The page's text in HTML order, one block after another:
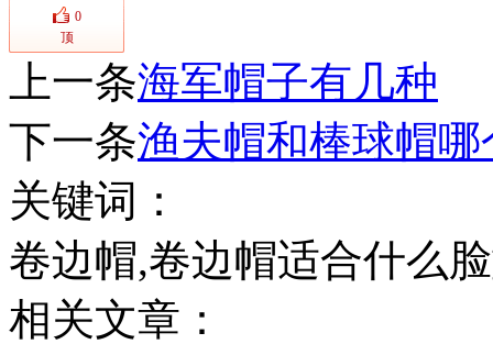
0
顶
上一条海军帽子有几种
下一条渔夫帽和棒球帽
关键词：
卷边帽,卷边帽适合什么
相关文章：